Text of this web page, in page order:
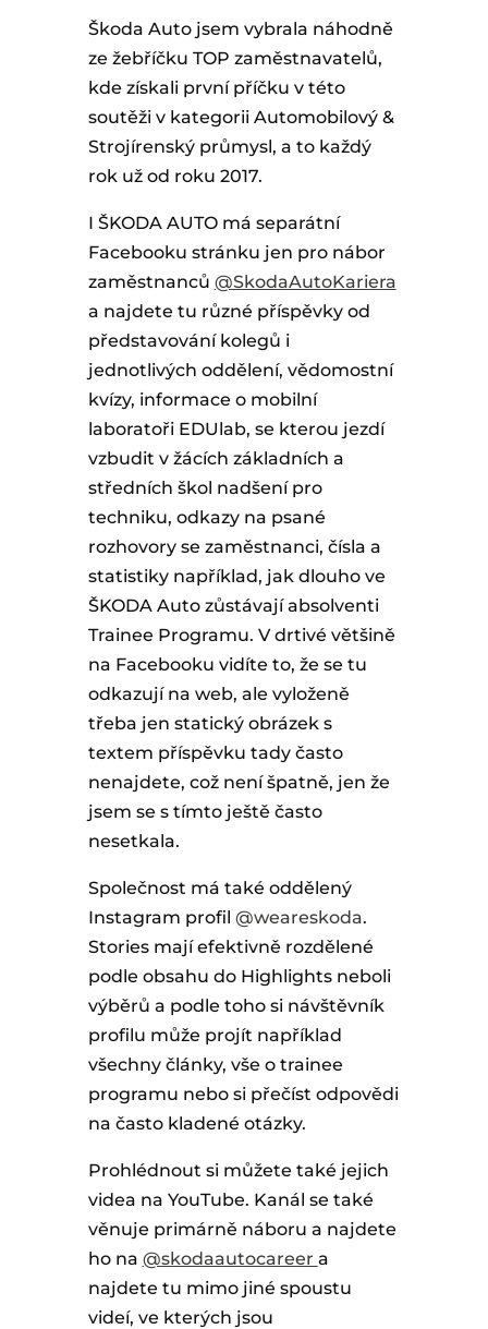
Škoda Auto jsem vybrala náhodně
ze žebříčku TOP zaměstnavatelů,
kde získali první příčku v této
soutěži v kategorii Automobilový &
Strojírenský průmysl, a to každý
rok už od roku 2017.
I ŠKODA AUTO má separátní
Facebooku stránku jen pro nábor
zaměstnanců @SkodaAutoKariera
a najdete tu různé příspěvky od
představování kolegů i
jednotlivých oddělení, vědomostní
kvízy, informace o mobilní
laboratoři EDUlab, se kterou jezdí
vzbudit v žácích základních a
středních škol nadšení pro
techniku, odkazy na psané
rozhovory se zaměstnanci, čísla a
statistiky například, jak dlouho ve
ŠKODA Auto zůstávají absolventi
Trainee Programu. V drtivé většině
na Facebooku vidíte to, že se tu
odkazují na web, ale vyloženě
třeba jen statický obrázek s
textem příspěvku tady často
nenajdete, což není špatně, jen že
jsem se s tímto ještě často
nesetkala.
Společnost má také oddělený
Instagram profil @weareskoda.
Stories mají efektivně rozdělené
podle obsahu do Highlights neboli
výběrů a podle toho si návštěvník
profilu může projít například
všechny články, vše o trainee
programu nebo si přečíst odpovědi
na často kladené otázky.
Prohlédnout si můžete také jejich
videa na YouTube. Kanál se také
věnuje primárně náboru a najdete
ho na @skodaautocareer a
najdete tu mimo jiné spoustu
videí, ve kterých jsou